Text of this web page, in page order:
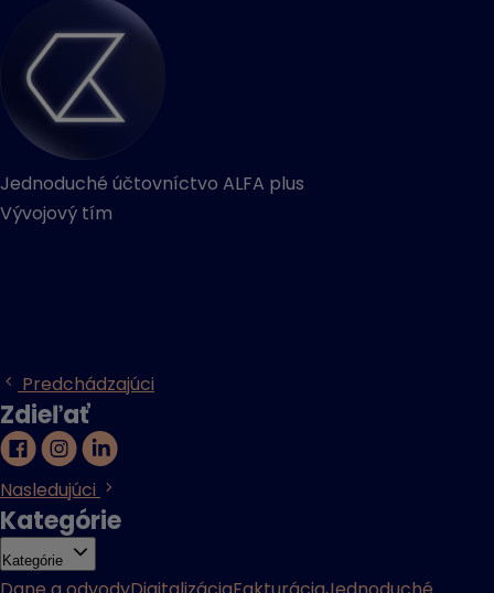
Jednoduché účtovníctvo ALFA plus
Vývojový tím
Predchádzajúci
Zdieľať
Nasledujúci
Kategórie
Kategórie